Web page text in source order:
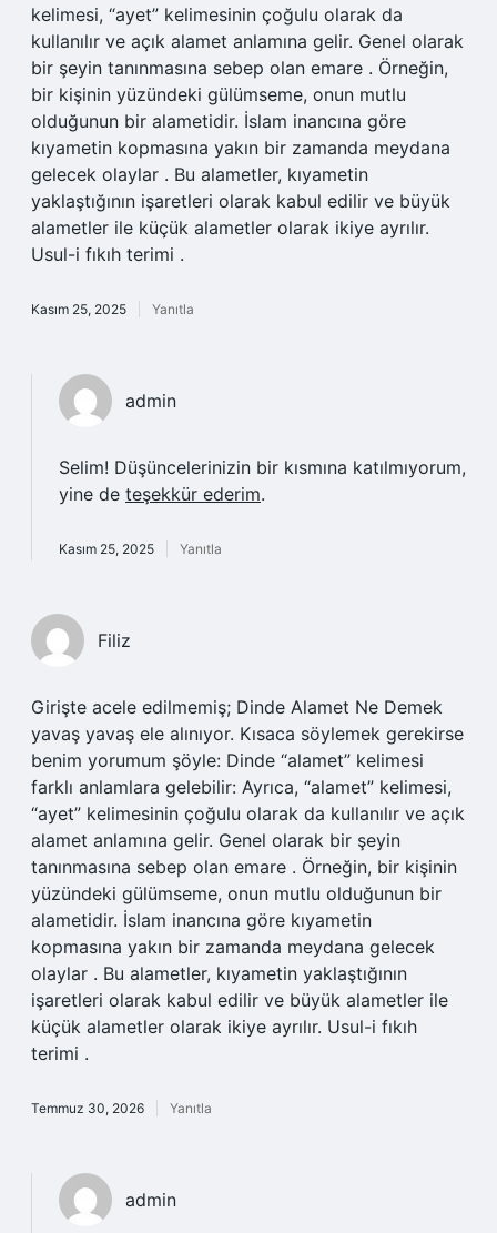
kelimesi, “ayet” kelimesinin çoğulu olarak da
kullanılır ve açık alamet anlamına gelir. Genel olarak
bir şeyin tanınmasına sebep olan emare . Örneğin,
bir kişinin yüzündeki gülümseme, onun mutlu
olduğunun bir alametidir. İslam inancına göre
kıyametin kopmasına yakın bir zamanda meydana
gelecek olaylar . Bu alametler, kıyametin
yaklaştığının işaretleri olarak kabul edilir ve büyük
alametler ile küçük alametler olarak ikiye ayrılır.
Usul-i fıkıh terimi .
Kasım 25, 2025 Yanıtla
admin
Selim! Düşüncelerinizin bir kısmına katılmıyorum,
yine de teşekkür ederim.
Kasım 25, 2025 Yanıtla
Filiz
Girişte acele edilmemiş; Dinde Alamet Ne Demek
yavaş yavaş ele alınıyor. Kısaca söylemek gerekirse
benim yorumum şöyle: Dinde “alamet” kelimesi
farklı anlamlara gelebilir: Ayrıca, “alamet” kelimesi,
“ayet” kelimesinin çoğulu olarak da kullanılır ve açık
alamet anlamına gelir. Genel olarak bir şeyin
tanınmasına sebep olan emare . Örneğin, bir kişinin
yüzündeki gülümseme, onun mutlu olduğunun bir
alametidir. İslam inancına göre kıyametin
kopmasına yakın bir zamanda meydana gelecek
olaylar . Bu alametler, kıyametin yaklaştığının
işaretleri olarak kabul edilir ve büyük alametler ile
küçük alametler olarak ikiye ayrılır. Usul-i fıkıh
terimi .
Temmuz 30, 2026 Yanıtla
admin